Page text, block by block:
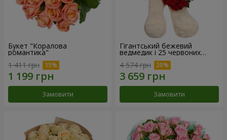
Букет "Коралова
романтика"
1 411 грн
Замовити
Гігантський бежевий
ведмедик і 25 червоних
троянд
4 574 грн
Замовити